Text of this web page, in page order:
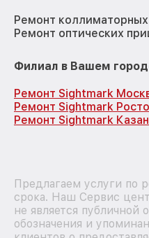
Ремонт
Ремонт оптических
Филиал в Вашем
Ремонт Sightmark
Ремонт Sightmark
Ремонт Sightmark
Предлагаем услуги по
срока. Наш Сервис
не является
обозначения и